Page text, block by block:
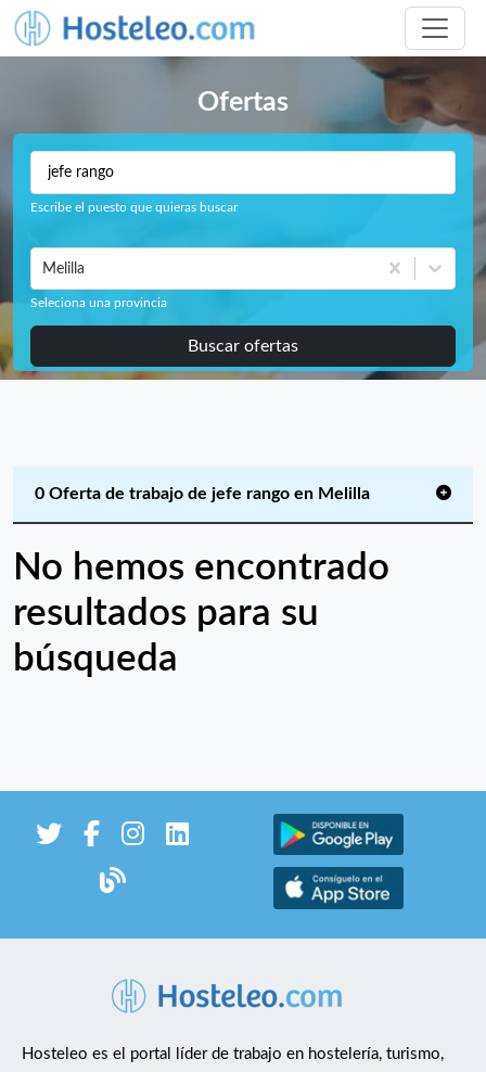
Ofertas
Escribe el puesto que quieras buscar
Melilla
Seleciona una provincia
Buscar ofertas
0 Oferta de trabajo de jefe rango en Melilla
No hemos encontrado
resultados para su
búsqueda
Hosteleo es el portal líder de trabajo en hostelería, turismo,